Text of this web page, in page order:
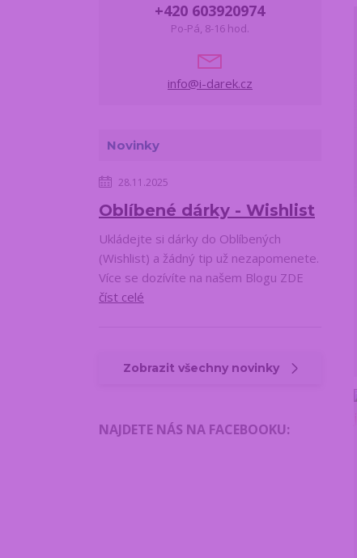
+420 603920974
Po-Pá, 8-16 hod.
info@i-darek.cz
Novinky
28.11.2025
Oblíbené dárky - Wishlist
Ukládejte si dárky do Oblíbených
(Wishlist) a žádný tip už nezapomenete.
Více se dozívíte na našem Blogu ZDE
číst celé
Zobrazit všechny novinky
NAJDETE NÁS NA FACEBOOKU: